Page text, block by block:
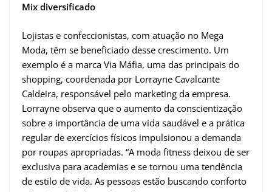
Mix diversificado
Lojistas e confeccionistas, com atuação no Mega
Moda, têm se beneficiado desse crescimento. Um
exemplo é a marca Via Máfia, uma das principais do
shopping, coordenada por Lorrayne Cavalcante
Caldeira, responsável pelo marketing da empresa.
Lorrayne observa que o aumento da conscientização
sobre a importância de uma vida saudável e a prática
regular de exercícios físicos impulsionou a demanda
por roupas apropriadas. “A moda fitness deixou de ser
exclusiva para academias e se tornou uma tendência
de estilo de vida. As pessoas estão buscando conforto